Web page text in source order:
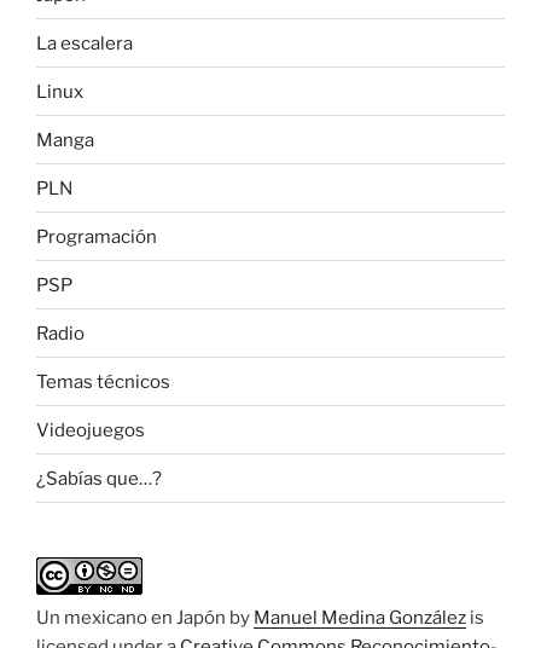
La escalera
Linux
Manga
PLN
Programación
PSP
Radio
Temas técnicos
Videojuegos
¿Sabías que…?
Un mexicano en Japón by Manuel Medina González is